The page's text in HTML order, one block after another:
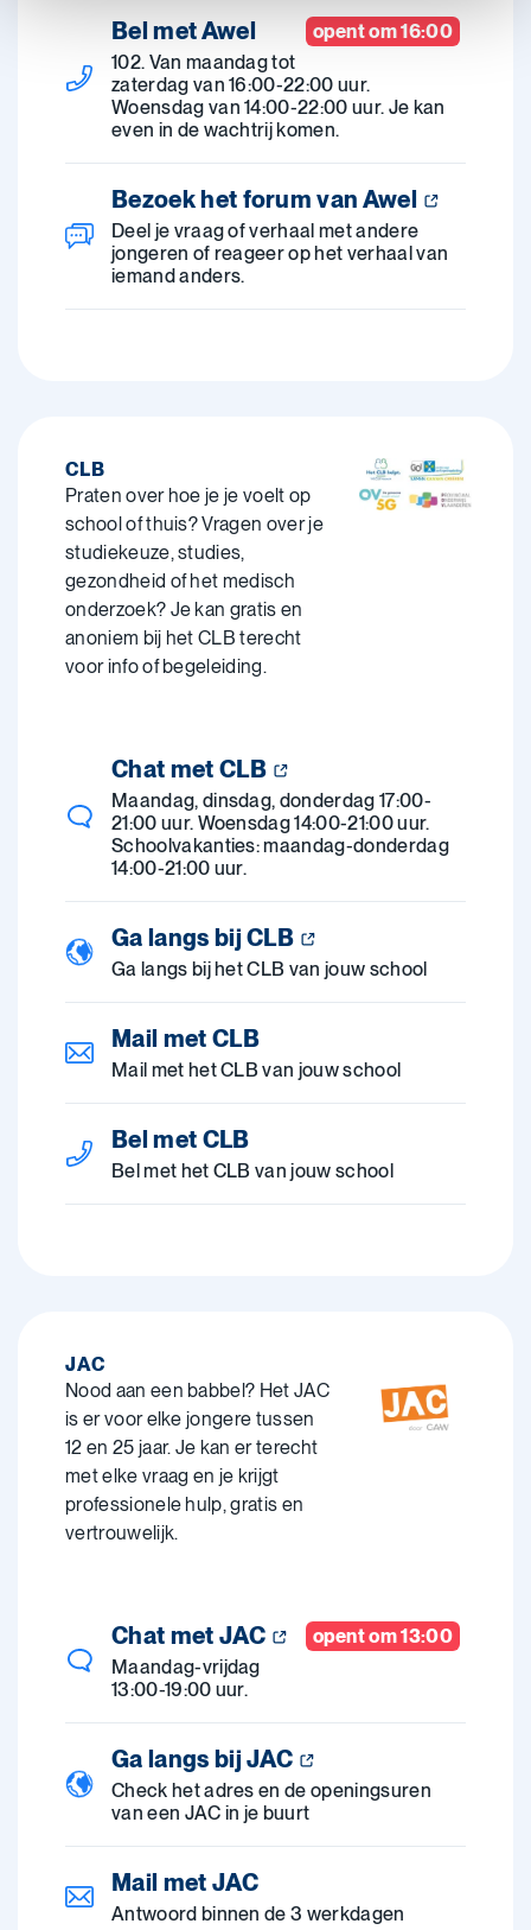
opent om 16:00
Bel met Awel
102. Van maandag tot
zaterdag van 16:00-22:00 uur.
Woensdag van 14:00-22:00 uur. Je kan
even in de wachtrij komen.
Bezoek het forum van Awel
Deel je vraag of verhaal met andere
jongeren of reageer op het verhaal van
iemand anders.
CLB
Praten over hoe je je voelt op
school of thuis? Vragen over je
studiekeuze, studies,
gezondheid of het medisch
onderzoek? Je kan gratis en
anoniem bij het CLB terecht
voor info of begeleiding.
Chat met CLB
Maandag, dinsdag, donderdag 17:00-
21:00 uur. Woensdag 14:00-21:00 uur.
Schoolvakanties: maandag-donderdag
14:00-21:00 uur.
Ga langs bij CLB
Ga langs bij het CLB van jouw school
Mail met CLB
Mail met het CLB van jouw school
Bel met CLB
Bel met het CLB van jouw school
JAC
Nood aan een babbel? Het JAC
is er voor elke jongere tussen
12 en 25 jaar. Je kan er terecht
met elke vraag en je krijgt
professionele hulp, gratis en
vertrouwelijk.
opent om 13:00
Chat met JAC
Maandag-vrijdag
13:00-19:00 uur.
Ga langs bij JAC
Check het adres en de openingsuren
van een JAC in je buurt
Mail met JAC
Antwoord binnen de 3 werkdagen